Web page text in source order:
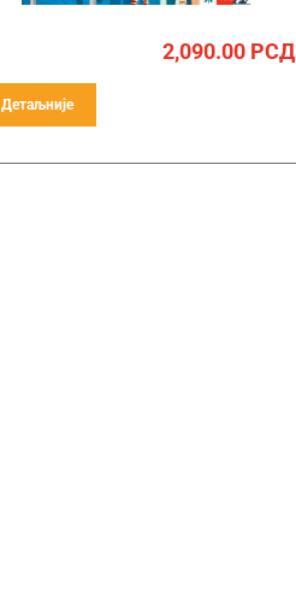
2,090.00РСД
Детаљније